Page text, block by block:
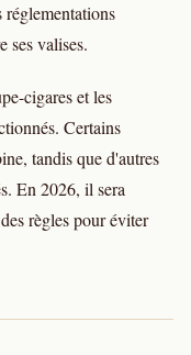
réglementations
ses valises.
cigares et les
Certains
tandis que d'autres
En 2026, il sera
règles pour éviter